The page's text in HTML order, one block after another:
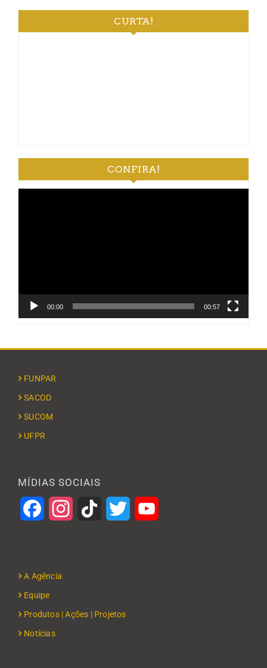
CURTA!
CONFIRA!
00:00 00:57
FUNPAR
SACOD
SUCOM
UFPR
MÍDIAS SOCIAIS
FacebookInstagramTikTok Twitter
A Agência
Equipe
Produtos | Ações | Projetos
Notícias